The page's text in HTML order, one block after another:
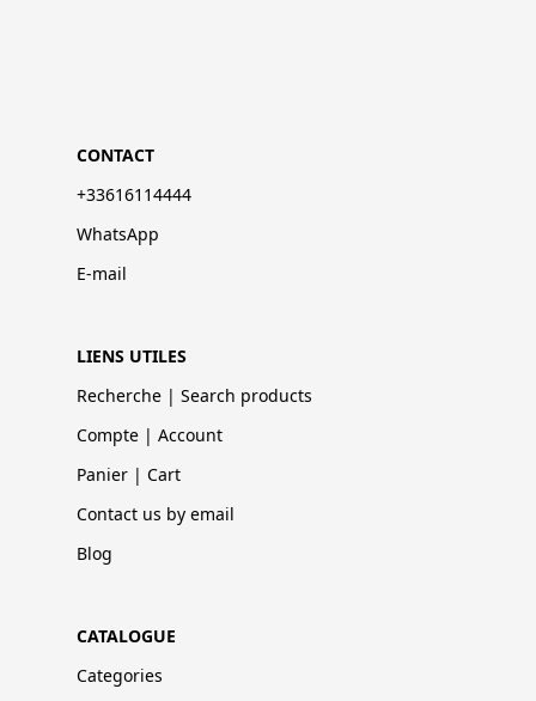
CONTACT
+33616114444
WhatsApp
E-mail
LIENS UTILES
Recherche | Search products
Compte | Account
Panier | Cart
Contact us by email
Blog
CATALOGUE
Categories